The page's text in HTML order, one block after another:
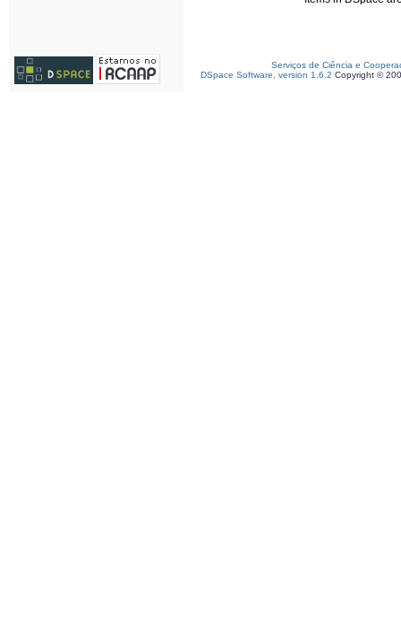
Serviços de Ciência e
DSpace Software, version 1.6.2 Copyright ©